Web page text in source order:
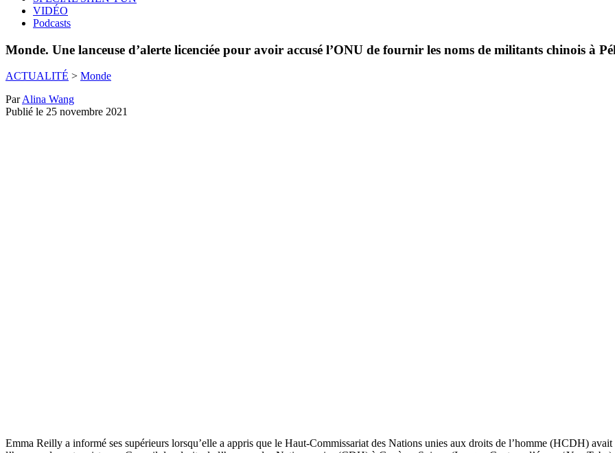
VIDÉO
Podcasts
Monde. Une lanceuse d’alerte licenciée pour avoir accusé l’ONU de fournir les noms de militants chinois à
ACTUALITÉ > Monde
ParAlina Wang
Publié le 25 novembre 2021
Emma Reilly a informé ses supérieurs lorsqu’elle a appris que le Haut-Commissariat des Nations unies aux droits de l’homme (HCDH)